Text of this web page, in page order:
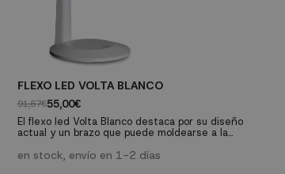
FLEXO LED VOLTA BLANCO
91,67€55,00€
El flexo led Volta Blanco destaca por su diseño
actual y un brazo que puede moldearse a la
con un acabado en color blanco. Funciona con led
en stock, envío en 1-2 días